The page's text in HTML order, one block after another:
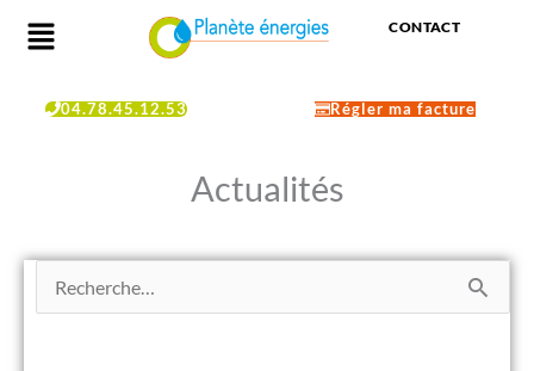
Aller
contenu
Menu CONTACT
04.78.45.12.53 Régler ma facture
Actualités
Rechercher :